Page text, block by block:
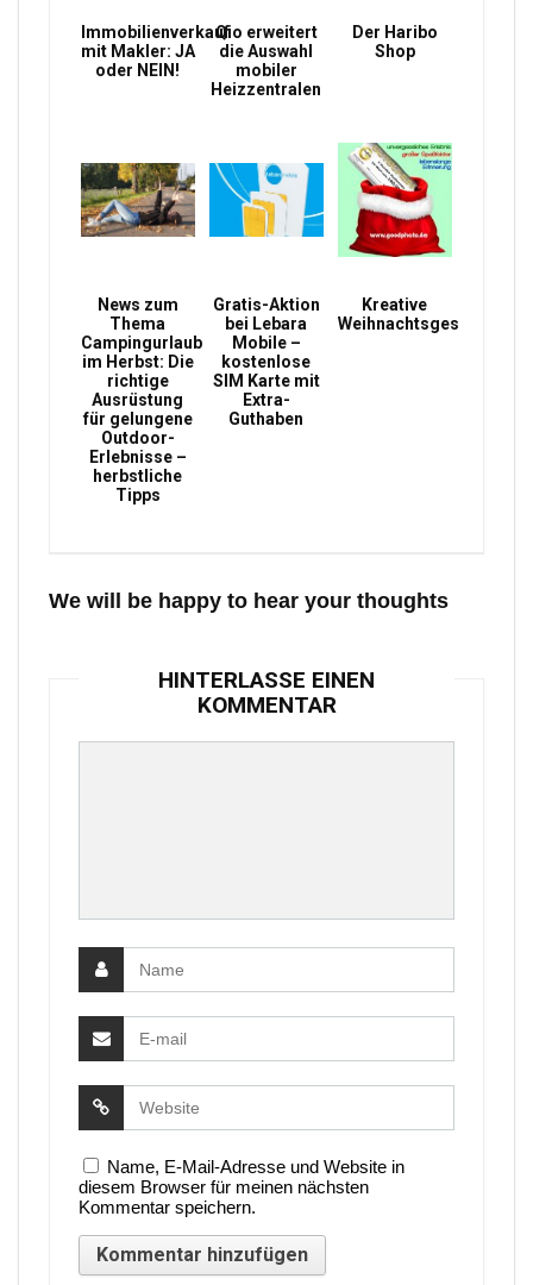
Immobilienverkauf
mit Makler: JA
oder NEIN!
Qio erweitert
die Auswahl
mobiler
Heizzentralen
Der Haribo
Shop
News zum
Thema
Campingurlaub
im Herbst: Die
richtige
Ausrüstung
für gelungene
Outdoor-
Erlebnisse –
herbstliche
Tipps
Gratis-Aktion
bei Lebara
Mobile –
kostenlose
SIM Karte mit
Extra-
Guthaben
Kreative
Weihnachtsgeschenke
We will be happy to hear your thoughts
HINTERLASSE EINEN
KOMMENTAR
Name, E-Mail-Adresse und Website in
diesem Browser für meinen nächsten
Kommentar speichern.